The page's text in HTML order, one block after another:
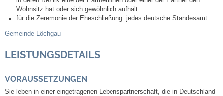
Service
Notdienste
Wohnsitz hat oder sich gewöhnlich aufhält
für die Zeremonie der Eheschließung: jedes deutsche Standesamt
Gemeinde Löchgau
LEISTUNGSDETAILS
VORAUSSETZUNGEN
Sie leben in einer eingetragenen Lebenspartnerschaft, die in Deutschland